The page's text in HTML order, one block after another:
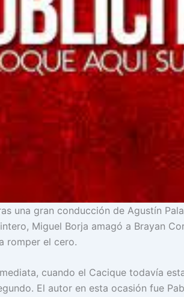
una gran conducción de Agustín
Miguel Borja amagó a Brayan
romper el cero.
cuando el Cacique todavía
El autor en esta ocasión fue